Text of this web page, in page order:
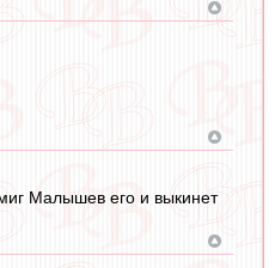
Малышев его и выкинет